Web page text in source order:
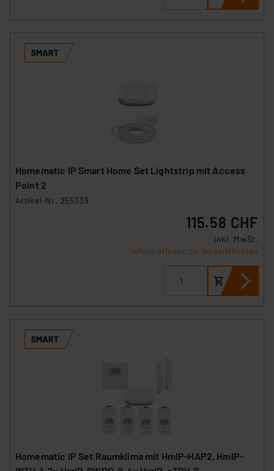
Homematic IP Smart Home Set Lightstrip mit Access
Point 2
Artikel-Nr. 255339
115.58 CHF
inkl. MwSt.
Informationen zu Versandkosten
Homematic IP Set Raumklima mit HmIP-HAP2, HmIP-